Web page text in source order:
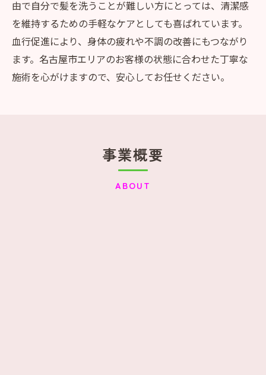
由で自分で髪を洗うことが難しい方にとっては、清潔感
を維持するための手軽なケアとしても喜ばれています。
血行促進により、身体の疲れや不調の改善にもつながり
ます。名古屋市エリアのお客様の状態に合わせた丁寧な
施術を心がけますので、安心してお任せください。
事業概要
ABOUT